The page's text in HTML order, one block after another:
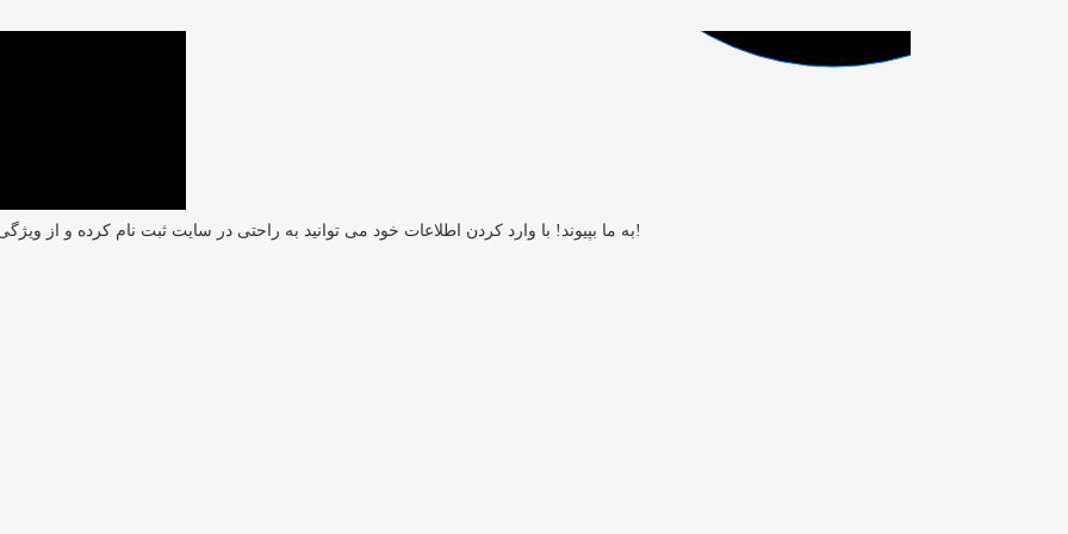
به ما بپیوند! با وارد کردن اطلاعات خود می توانید به راحتی در سایت ثبت نام کرده و از ویژگی های حساب خود استفاده کنید. اگر از قبل عضو سایت هستید ، فقط وارد شوید!